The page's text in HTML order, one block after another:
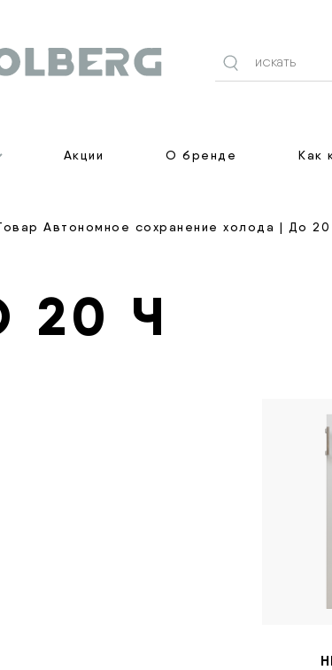
Акции О бренде Как
Автономное сохранение холода | До 20
20 Ч